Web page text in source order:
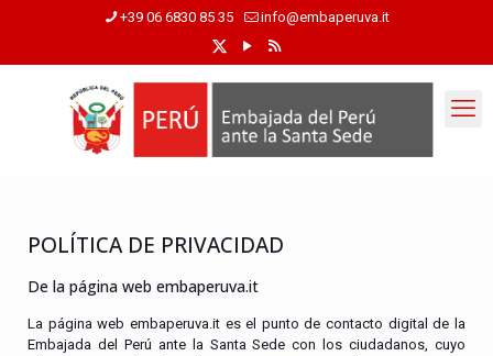
+39 06 6830 85 35 info@embaperuva.it
POLÍTICA DE PRIVACIDAD
De la página web embaperuva.it
La página web embaperuva.it es el punto de contacto digital de la
Embajada del Perú ante la Santa Sede con los ciudadanos, cuyo